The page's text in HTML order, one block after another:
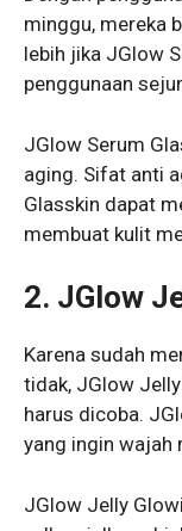
minggu, mereka
lebih jika JGlow
penggunaan
JGlow Serum
aging. Sifat anti
Glasskin dapat
membuat kulit
2. JGlow
Karena sudah
tidak, JGlow
harus dicoba.
yang ingin wajah
JGlow Jelly